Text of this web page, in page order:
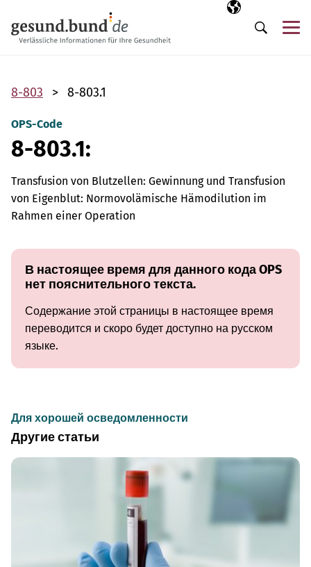
Выбранный
RU
Поиск
8-803 8-803.1
OPS-Code
8-803.1:
Transfusion von Blutzellen: Gewinnung und Transfusion
von Eigenblut: Normovolämische Hämodilution im
Rahmen einer Operation
В настоящее время для данного кода OPS
нет пояснительного текста.
Содержание этой страницы в настоящее время
переводится и скоро будет доступно на русском
языке.
Для хорошей осведомленности
Другие статьи